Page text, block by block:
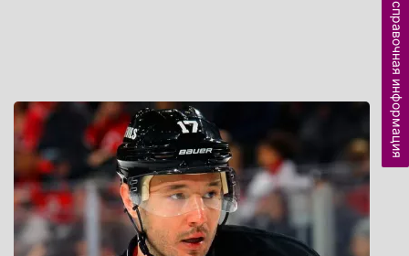
справочная информация